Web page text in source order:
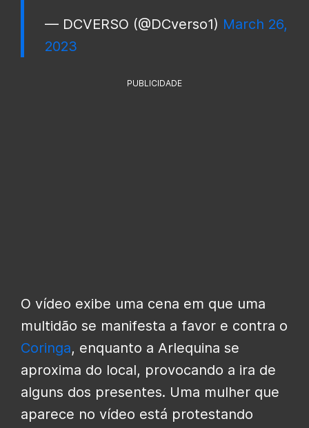
— DCVERSO (@DCverso1) March 26,
2023
PUBLICIDADE
O vídeo exibe uma cena em que uma
multidão se manifesta a favor e contra o
Coringa, enquanto a Arlequina se
aproxima do local, provocando a ira de
alguns dos presentes. Uma mulher que
aparece no vídeo está protestando